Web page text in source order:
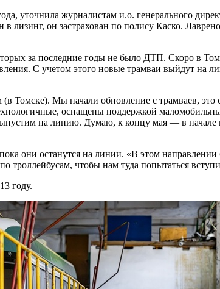
уточнила журналистам и.о. генерального
лизинг, он застрахован по полису Каско.
за последние годы не было ДТП. Скоро в
С учетом этого новые трамваи выйдут
Томске). Мы начали обновление с трамваев,
оснащены поддержкой
на линию. Думаю, к концу мая — в
они останутся на линии. «В этом направлении
троллейбусам, чтобы нам туда попытаться
году.